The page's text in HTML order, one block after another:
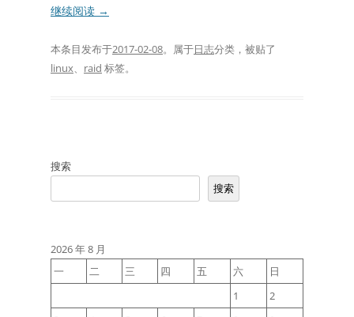
继续阅读 →
本条目发布于2017-02-08。属于日志分类，被贴了
linux、 raid 标签。
搜索
搜索
2026 年 8 月
一
二 三 四 五 六
日
1
2